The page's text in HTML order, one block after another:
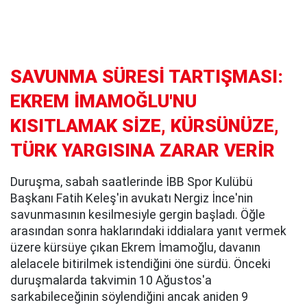
SAVUNMA SÜRESİ TARTIŞMASI:
EKREM İMAMOĞLU'NU
KISITLAMAK SİZE, KÜRSÜNÜZE,
TÜRK YARGISINA ZARAR VERİR
Duruşma, sabah saatlerinde İBB Spor Kulübü
Başkanı Fatih Keleş'in avukatı Nergiz İnce'nin
savunmasının kesilmesiyle gergin başladı. Öğle
arasından sonra haklarındaki iddialara yanıt vermek
üzere kürsüye çıkan Ekrem İmamoğlu, davanın
alelacele bitirilmek istendiğini öne sürdü. Önceki
duruşmalarda takvimin 10 Ağustos'a
sarkabileceğinin söylendiğini ancak aniden 9